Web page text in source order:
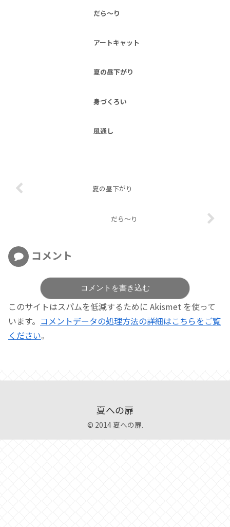
だら～り
アートキャット
夏の昼下がり
身づくろい
風通し
夏の昼下がり
だら～り
コメント
コメントを書き込む
このサイトはスパムを低減するために Akismet を使って
います。 コメントデータの処理方法の詳細はこちらをご覧
ください。
夏への扉
© 2014 夏への扉.